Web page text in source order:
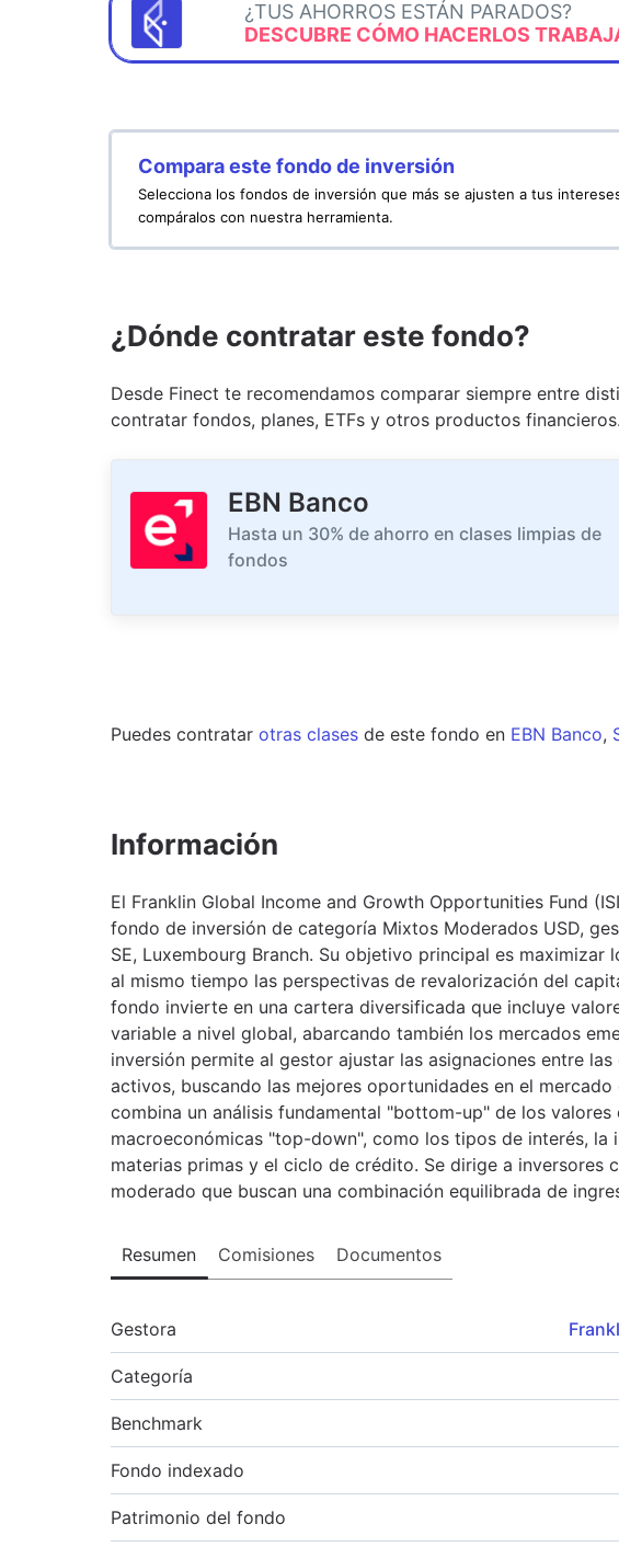
¿TUS AHORROS ESTÁN PARADOS?
DESCUBRE CÓMO HACERLOS
Compara este fondo de inversión
Selecciona los fondos de inversión que más se ajusten a tus
compáralos con nuestra herramienta.
¿Dónde contratar este fondo?
Desde Finect te recomendamos comparar siempre entre
contratar fondos, planes, ETFs y otros productos financieros.
EBN Banco
Hasta un 30% de ahorro en clases limpias de
fondos
Puedes contratar otras clases de este fondo en EBN Banco,
Información
El Franklin Global Income and Growth Opportunities Fund
fondo de inversión de categoría Mixtos Moderados USD,
SE, Luxembourg Branch. Su objetivo principal es maximizar
al mismo tiempo las perspectivas de revalorización del
fondo invierte en una cartera diversificada que incluye
variable a nivel global, abarcando también los mercados
inversión permite al gestor ajustar las asignaciones entre
activos, buscando las mejores oportunidades en el mercado
combina un análisis fundamental "bottom-up" de los valores
macroeconómicas "top-down", como los tipos de interés, la
materias primas y el ciclo de crédito. Se dirige a inversores
moderado que buscan una combinación equilibrada de
Resumen Comisiones Documentos
Gestora
Categoría
Benchmark
Fondo indexado
Patrimonio del fondo